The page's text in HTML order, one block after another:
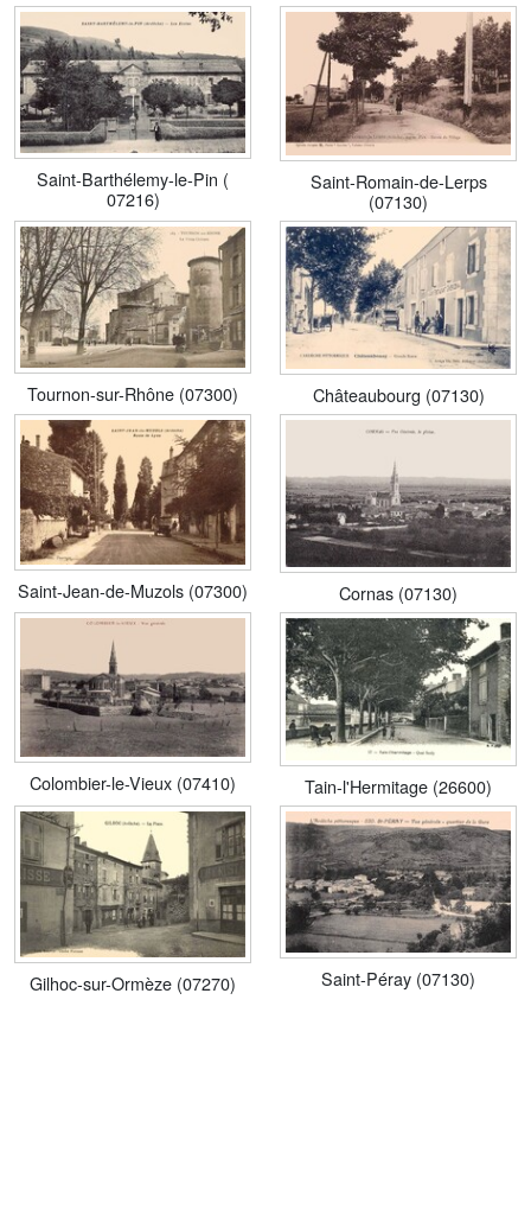
Saint-Barthélemy-le-Pin (
07216)
Saint-Romain-de-Lerps
(07130)
Tournon-sur-Rhône (07300) Châteaubourg (07130)
Saint-Jean-de-Muzols (07300) Cornas (07130)
Colombier-le-Vieux (07410) Tain-l'Hermitage (26600)
Gilhoc-sur-Ormèze (07270) Saint-Péray (07130)